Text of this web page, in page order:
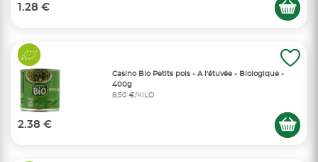
1.28 €
Casino Bio Petits pois - A l'étuvée - Biologique -
400g
8,50 €/KILO
2.38 €